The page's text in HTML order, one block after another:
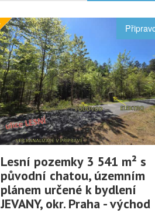
Lesní pozemky 3 541 m² s
původní chatou, územním
plánem určené k bydlení
JEVANY, okr. Praha - východ